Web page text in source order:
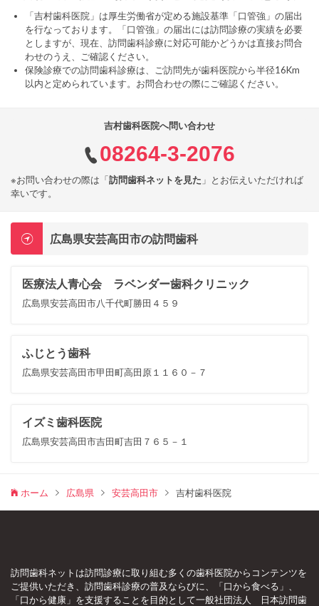
「吉村歯科医院」は厚生労働省が定める施設基準「口管強」の届出
を行なっております。「口管強」の届出には訪問診療の実績を必要
としますが、現在、訪問歯科診療に対応可能かどうかは直接お問合
わせのうえ、ご確認ください。
保険診療での訪問歯科診療は、ご訪問先が歯科医院から半径16Km
以内と定められています。お問合わせの際にご確認ください。
吉村歯科医院へ問い合わせ
08264-3-2076
※お問い合わせの際は「訪問歯科ネットを見た 」とお伝えいただければ
幸いです。
広島県安芸高田市の訪問歯科
医療法人青心会 ラベンダー歯科クリニック
広島県安芸高田市八千代町勝田４５９
ふじとう歯科
広島県安芸高田市甲田町高田原１１６０－７
イズミ歯科医院
広島県安芸高田市吉田町吉田７６５－１
ホーム 広島県 安芸高田市 吉村歯科医院
訪問歯科ネットは訪問診療に取り組む多くの歯科医院からコンテンツを
ご提供いただき、訪問歯科診療の普及ならびに、「口から食べる」、
「口から健康」を支援することを目的として一般社団法人 日本訪問歯